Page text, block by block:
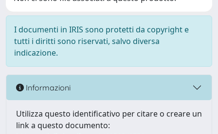
I documenti in IRIS sono protetti da copyright e
tutti i diritti sono riservati, salvo diversa
indicazione.
Informazioni
Utilizza questo identificativo per citare o creare un
link a questo documento: